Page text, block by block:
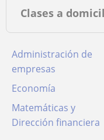
Clases a
Administración de
empresas
Economía
Matemáticas y
Dirección financiera